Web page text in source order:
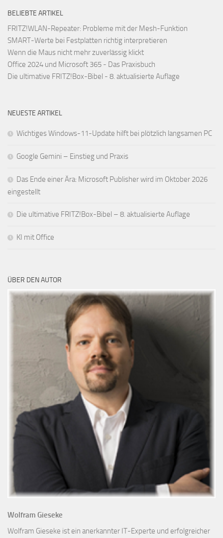
BELIEBTE ARTIKEL
FRITZ!WLAN-Repeater: Probleme mit der Mesh-Funktion
SMART-Werte bei Festplatten richtig interpretieren
Wenn die Maus nicht mehr zuverlässig klickt
Office 2024 und Microsoft 365 - Das Praxisbuch
Die ultimative FRITZ!Box-Bibel - 8. aktualisierte Auflage
NEUESTE ARTIKEL
Wichtiges Windows-11-Update hilft bei plötzlich langsamen PC
Google Gemini – Einstieg und Praxis
Das Ende einer Ära: Microsoft Publisher wird im Oktober 2026
eingestellt
Die ultimative FRITZ!Box-Bibel – 8. aktualisierte Auflage
KI mit Office
ÜBER DEN AUTOR
Wolfram Gieseke
Wolfram Gieseke ist ein anerkannter IT-Experte und erfolgreicher